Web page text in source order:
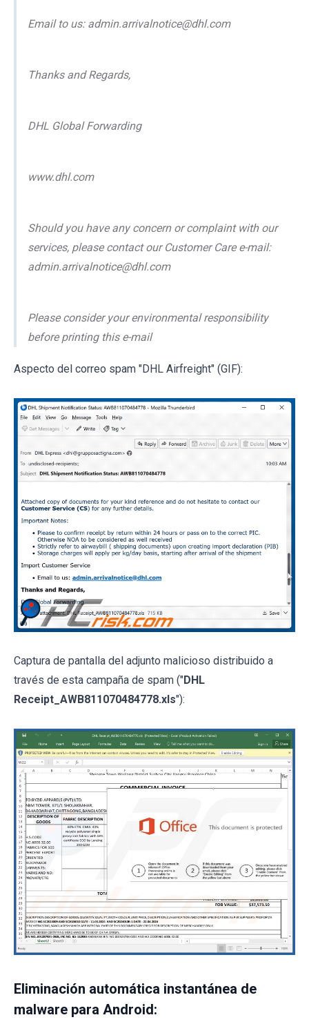
Email to us: admin.arrivalnotice@dhl.com
Thanks and Regards,
DHL Global Forwarding
www.dhl.com
Should you have any concern or complaint with our
services, please contact our Customer Care e-mail:
admin.arrivalnotice@dhl.com
Please consider your environmental responsibility
before printing this e-mail
Aspecto del correo spam "DHL Airfreight" (GIF):
Captura de pantalla del adjunto malicioso distribuido a
través de esta campaña de spam ("DHL
Receipt_AWB811070484778.xls"):
Eliminación automática instantánea de
malware para Android: